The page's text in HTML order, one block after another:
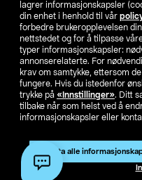
lagrer informasjonskapsler
din enhet i henhold til vår
forbedre brukeropplevelsen
nettstedet og for å tilpasse
typer informasjonskapsler:
annonserelaterte. For
krav om samtykke, ettersom
fungere. Hvis du istedenfor
trykke på «Innstillinger». Ditt
tilbake når som helst ved å
informasjonskapsler eller
Godta alle
Våre selskaper
SE
Privacy statement